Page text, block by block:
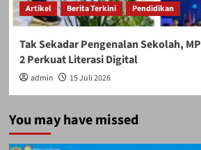
Artikel Berita Terkini Pendidikan
Tak Sekadar Pengenalan Sekolah,
2 Perkuat Literasi Digital
admin 15 Juli 2026
You may have missed